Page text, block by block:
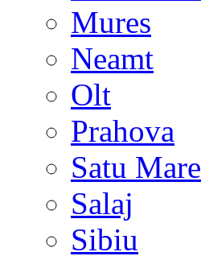
Mures
Neamt
Olt
Prahova
Satu Mare
Salaj
Sibiu